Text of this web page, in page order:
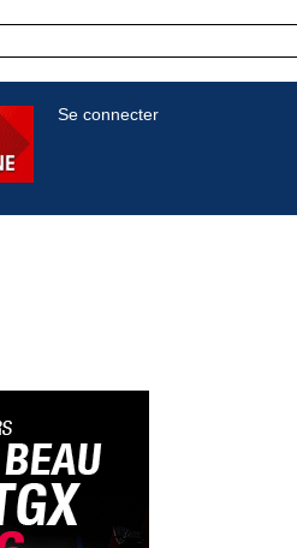
Se connecter